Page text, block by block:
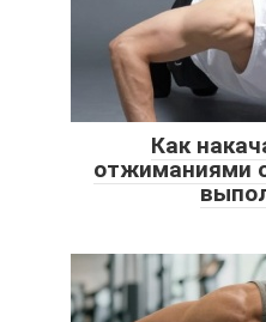
Как
отжиманиями